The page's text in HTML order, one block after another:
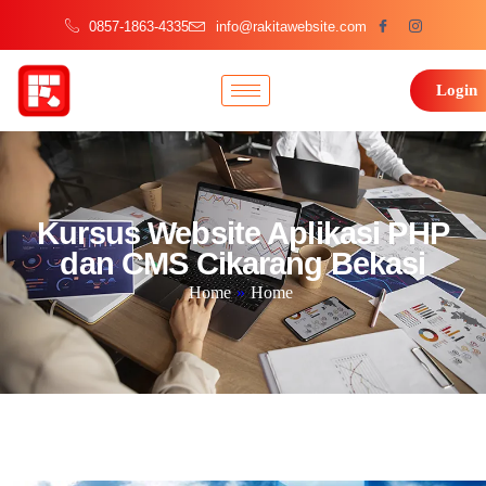
0857-1863-4335 info@rakitawebsite.com
Login
Kursus Website Aplikasi PHP
dan CMS Cikarang Bekasi
Home » Home